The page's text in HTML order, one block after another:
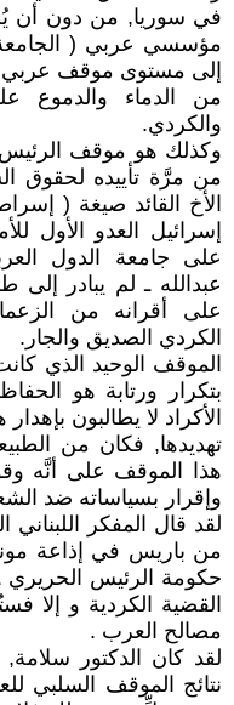
في سوريا, من دون أن
مؤسسي عربي ( الجامعة
إلى مستوى موقف عربي
من الدماء والدموع
والكردي.
وكذلك هو موقف الرئيس
من مرَّة تأييده لحقوق
الأخ القائد صيغة (
إسرائيل العدو الأول
على جامعة الدول
عبدالله ـ لم يبادر
على أقرانه من
الكردي الصديق والجار.
الموقف الوحيد الذي
بتكرار ورتابة هو
الأكراد لا يطالبون
تهديدها, فكان من
هذا الموقف على أنَّه
وإقرار بسياساته ضد
لقد قال المفكر
من باريس في إذاعة
حكومة الرئيس الحريري
القضية الكردية و
مصالح العرب .
لقد كان الدكتور
نتائج الموقف السلبي